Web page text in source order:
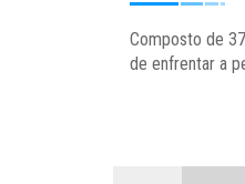
Composto de
de enfrentar a